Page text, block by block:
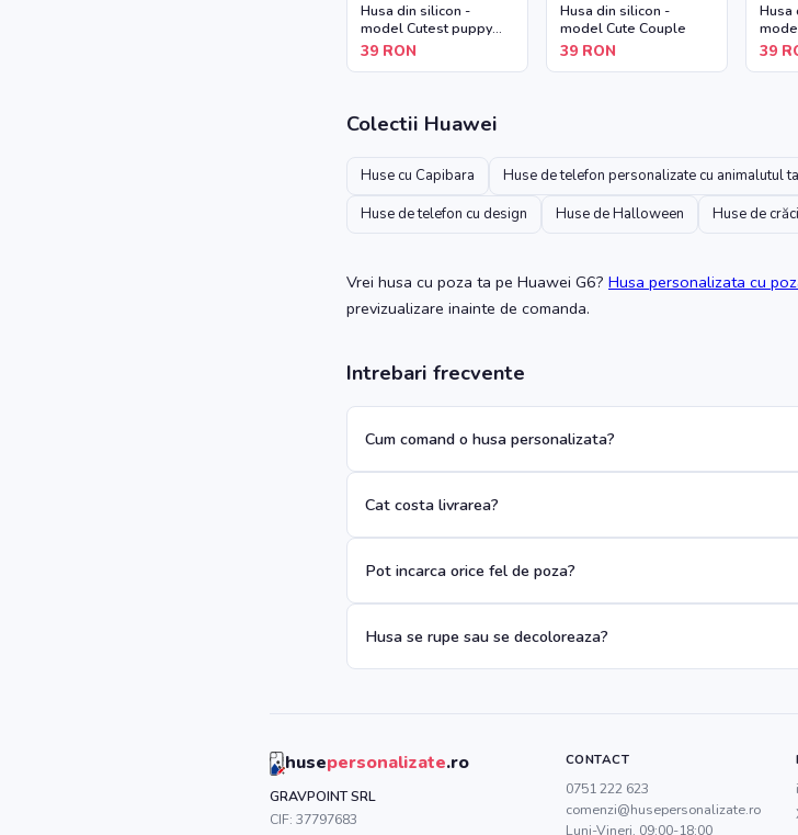
Husa din silicon -
model Cutest puppy
dog
39 RON
Husa din silicon -
model Cute Couple
39 RON
Husa
39
Colectii Huawei
Huse cu Capibara Huse de telefon personalizate cu animalutul
Huse de telefon cu design
Huse de Halloween Huse de
Vrei husa cu poza ta pe Huawei G6? Husa personalizata cu
previzualizare inainte de comanda.
Intrebari frecvente
Cum comand o husa personalizata?
Cat costa livrarea?
Pot incarca orice fel de poza?
Husa se rupe sau se decoloreaza?
husepersonalizate.ro
GRAVPOINT SRL
CIF: 37797683
CONTACT
0751 222 623
comenzi@husepersonalizate.ro
Luni-Vineri, 09:00-18:00